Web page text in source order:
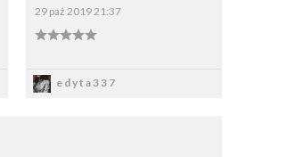
29 paź 2019 21:37
edyta337